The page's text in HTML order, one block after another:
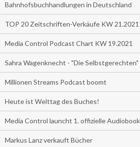
Bahnhofsbuchhandlungen in Deutschland
TOP 20 Zeitschriften-Verkäufe KW 21.2021
Media Control Podcast Chart KW 19.2021
Sahra Wagenknecht - "Die Selbstgerechten"
Millionen Streams Podcast boomt
Heute ist Welttag des Buches!
Media Control launcht 1. offizielle
Markus Lanz verkauft Bücher